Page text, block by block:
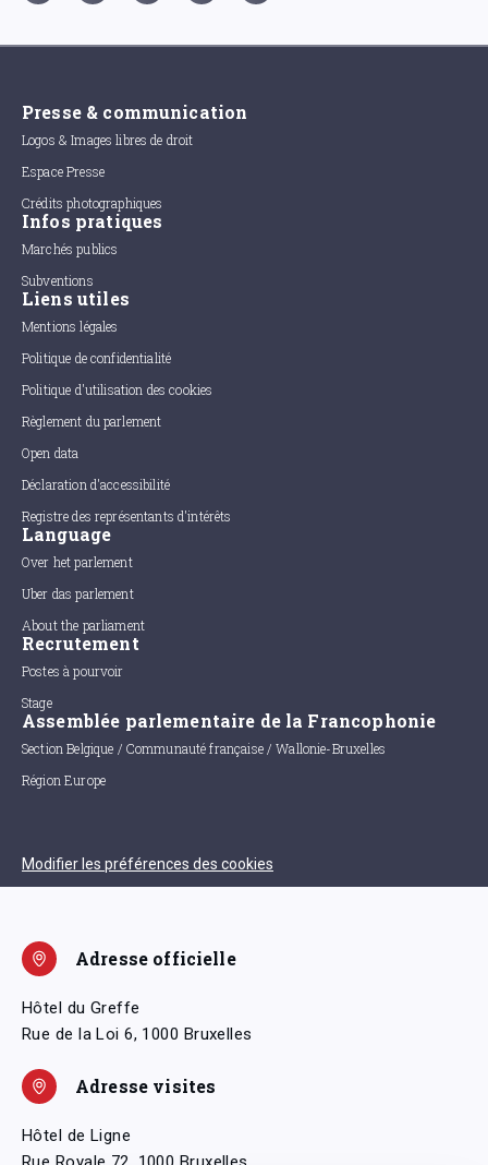
Presse & communication
Logos & Images libres de droit
Espace Presse
Crédits photographiques
Infos pratiques
Marchés publics
Subventions
Liens utiles
Mentions légales
Politique de confidentialité
Politique d'utilisation des cookies
Règlement du parlement
Open data
Déclaration d'accessibilité
Registre des représentants d'intérêts
Language
Over het parlement
Uber das parlement
About the parliament
Recrutement
Postes à pourvoir
Stage
Assemblée parlementaire de la Francophonie
Section Belgique / Communauté française / Wallonie-Bruxelles
Région Europe
Modifier les préférences des cookies
Adresse officielle
Hôtel du Greffe
Rue de la Loi 6, 1000 Bruxelles
Adresse visites
Hôtel de Ligne